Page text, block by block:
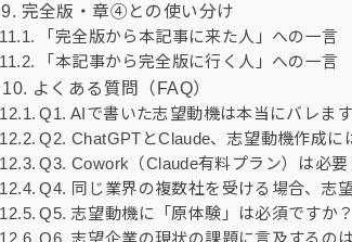
9. 完全版・章④との使い分け
「完全版から本記事に来た人」への一言
「本記事から完全版に行く人」への一言
10. よくある質問（FAQ）
Q1. AIで書いた志望動機は本当にバレます
Q2. ChatGPTとClaude、志望動機作成に
Q3. Cowork（Claude有料プラン）は必要
Q4. 同じ業界の複数社を受ける場合、志
Q5. 志望動機に「原体験」は必須ですか？